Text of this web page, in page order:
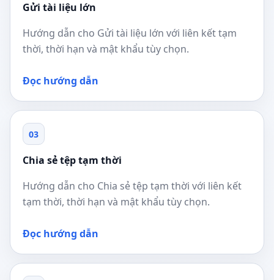
Gửi tài liệu lớn
Hướng dẫn cho Gửi tài liệu lớn với liên kết tạm
thời, thời hạn và mật khẩu tùy chọn.
Đọc hướng dẫn
03
Chia sẻ tệp tạm thời
Hướng dẫn cho Chia sẻ tệp tạm thời với liên kết
tạm thời, thời hạn và mật khẩu tùy chọn.
Đọc hướng dẫn